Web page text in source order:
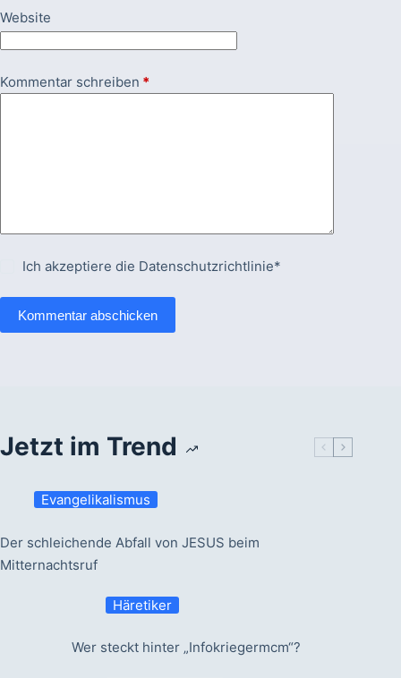
Website
Kommentar schreiben *
Ich akzeptiere die Datenschutzrichtlinie*
Kommentar abschicken
Jetzt im Trend
Evangelikalismus
Der schleichende Abfall von JESUS beim
Mitternachtsruf
Häretiker
Wer steckt hinter „Infokriegermcm“?